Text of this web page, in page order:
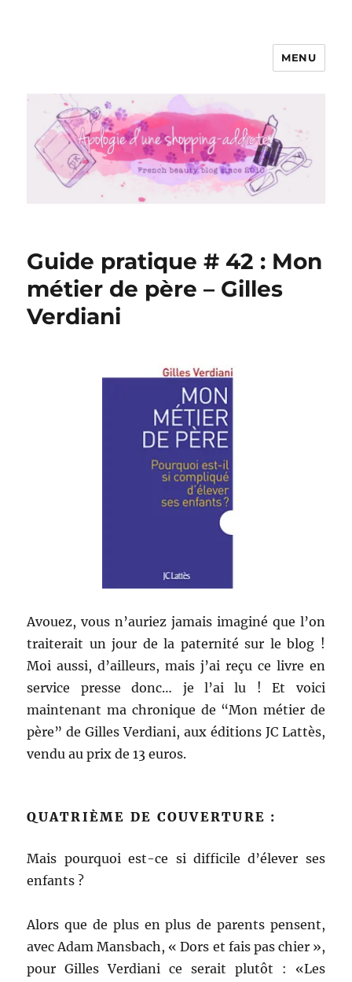
Apologie d'une Shopping-addicte
MENU
Guide pratique # 42 : Mon
métier de père – Gilles
Verdiani
Avouez, vous n’auriez jamais imaginé que l’on
traiterait un jour de la paternité sur le blog !
Moi aussi, d’ailleurs, mais j’ai reçu ce livre en
service presse donc… je l’ai lu ! Et voici
maintenant ma chronique de “Mon métier de
père” de Gilles Verdiani, aux éditions JC Lattès,
vendu au prix de 13 euros.
QUATRIÈME DE COUVERTURE :
Mais pourquoi est-ce si difficile d’élever ses
enfants ?
Alors que de plus en plus de parents pensent,
avec Adam Mansbach, « Dors et fais pas chier »,
pour Gilles Verdiani ce serait plutôt : «Les